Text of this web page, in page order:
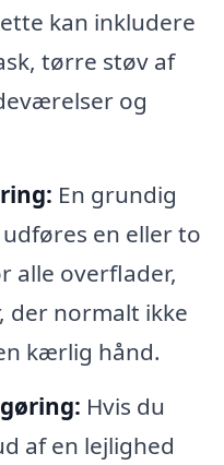
kan inkludere
tørre støv af
og
En grundig
en eller to
alle overflader,
der normalt ikke
kærlig hånd.
Hvis du
af en lejlighed